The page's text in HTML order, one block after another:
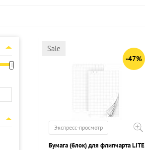
Sale
-47%
Экспресс-просмотр
Бумага (блок) для флипчарта LITE